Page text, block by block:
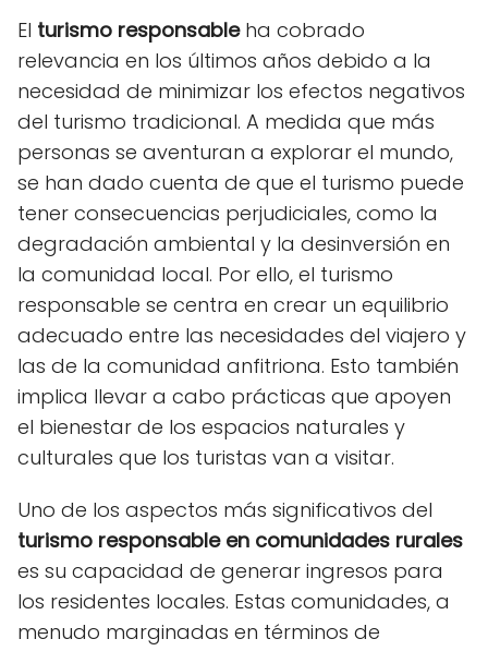
El turismo responsableha cobrado
relevancia en los últimos años debido a la
necesidad de minimizar los efectos negativos
del turismo tradicional. A medida que más
personas se aventuran a explorar el mundo,
se han dado cuenta de que el turismo puede
tener consecuencias perjudiciales, como la
degradación ambiental y la desinversión en
la comunidad local. Por ello, el turismo
responsable se centra en crear un equilibrio
adecuado entre las necesidades del viajero y
las de la comunidad anfitriona. Esto también
implica llevar a cabo prácticas que apoyen
el bienestar de los espacios naturales y
culturales que los turistas van a visitar.
Uno de los aspectos más significativos del
turismo responsable en comunidades rurales
es su capacidad de generar ingresos para
los residentes locales. Estas comunidades, a
menudo marginadas en términos de